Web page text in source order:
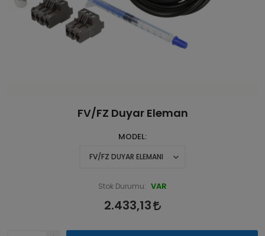
FV/FZ Duyar Eleman
MODEL
Stok Durumu: VAR
2.433,13